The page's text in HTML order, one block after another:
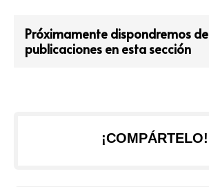
Próximamente dispondremos de
publicaciones en esta sección
¡COMPÁRTELO!